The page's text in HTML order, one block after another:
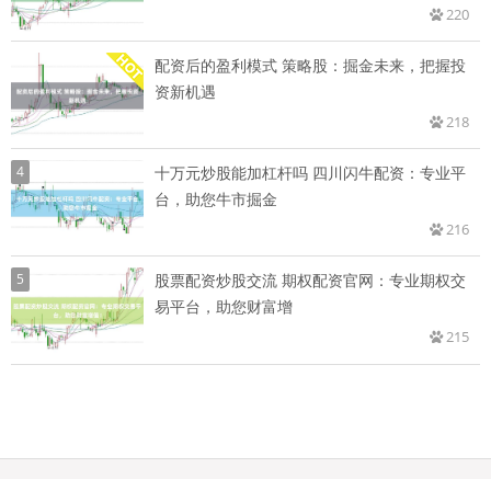
220
配资后的盈利模式 策略股：掘金未来，把握投
资新机遇
218
4
十万元炒股能加杠杆吗 四川闪牛配资：专业平
台，助您牛市掘金
216
5
股票配资炒股交流 期权配资官网：专业期权交
易平台，助您财富增
215